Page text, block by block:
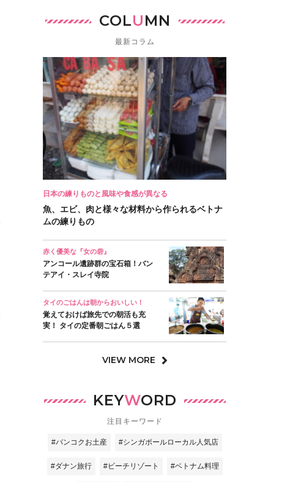
COLUMN
最新コラム
日本の練りものと風味や食感が異なる
魚、エビ、肉と様々な材料から作られるベトナ
ムの練りもの
赤く優美な『女の砦』
アンコール遺跡群の宝石箱！バン
テアイ・スレイ寺院
タイのごはんは朝からおいしい！
覚えておけば旅先での朝活も充
実！ タイの定番朝ごはん５選
VIEW MORE
KEYWORD
注目キーワード
#バンコクお土産 #シンガポールローカル人気店
#ダナン旅行 #ビーチリゾート #ベトナム料理